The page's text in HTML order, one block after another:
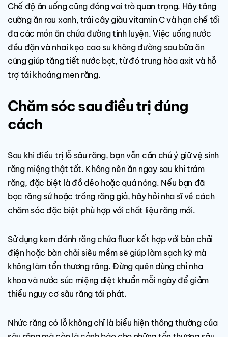
Chế độ ăn uống cũng đóng vai trò quan trọng. Hãy tăng
cường ăn rau xanh, trái cây giàu vitamin C và hạn chế tối
đa các món ăn chứa đường tinh luyện. Việc uống nước
đều đặn và nhai kẹo cao su không đường sau bữa ăn
cũng giúp tăng tiết nước bọt, từ đó trung hòa axit và hỗ
trợ tái khoáng men răng.
Chăm sóc sau điều trị đúng
cách
Sau khi điều trị lỗ sâu răng, bạn vẫn cần chú ý giữ vệ sinh
răng miệng thật tốt. Không nên ăn ngay sau khi trám
răng, đặc biệt là đồ dẻo hoặc quá nóng. Nếu bạn đã
bọc răng sứ hoặc trồng răng giả, hãy hỏi nha sĩ về cách
chăm sóc đặc biệt phù hợp với chất liệu răng mới.
Sử dụng kem đánh răng chứa fluor kết hợp với bàn chải
điện hoặc bàn chải siêu mềm sẽ giúp làm sạch kỹ mà
không làm tổn thương răng. Đừng quên dùng chỉ nha
khoa và nước súc miệng diệt khuẩn mỗi ngày để giảm
thiểu nguy cơ sâu răng tái phát.
Nhức răng có lỗ không chỉ là biểu hiện thông thường của